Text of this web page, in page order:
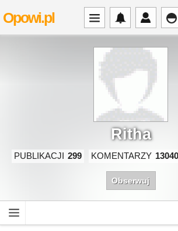
Opowi.pl
Ritha
PUBLIKACJI 299 KOMENTARZY 13040
Obserwuj